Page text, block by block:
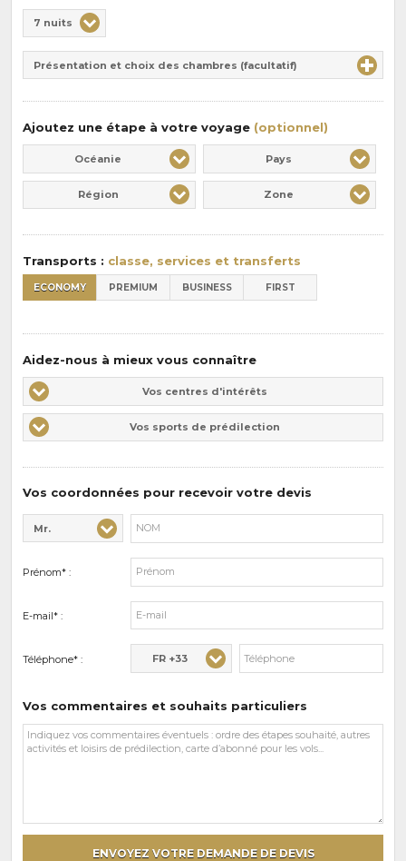
de
pension
:
Durée
7 nuits
Présentation et choix des chambres (facultatif)
Ajoutez une étape à votre voyage (optionnel)
Océanie Pays
Région Zone
Transports : classe, services et transferts
ECONOMY PREMIUM BUSINESS FIRST
Aidez-nous à mieux vous connaître
Vos
centres
d'intérêts
Vos centres d'intérêts
Vos
sports
Vos sports de prédilection
Vos coordonnées pour recevoir votre devis
Civilité* :
Mr.
Nom* :
Prénom* :
E-mail* :
Téléphone* : FR +33
Vos commentaires et souhaits particuliers
Vos
commentaires
ENVOYEZ VOTRE DEMANDE DE DEVIS